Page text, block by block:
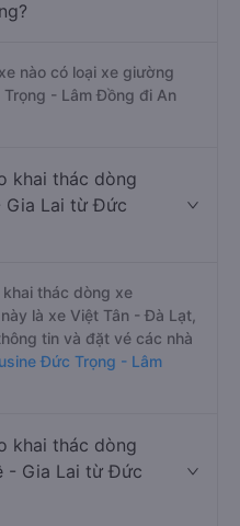
nào có loại xe giường
- Lâm Đồng đi An
khai thác dòng
Gia Lai từ Đức
thác dòng xe
là xe Việt Tân - Đà Lạt,
tin và đặt vé các nhà
Đức Trọng - Lâm
khai thác dòng
- Gia Lai từ Đức